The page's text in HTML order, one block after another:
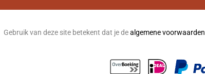
Gebruik van deze site betekent dat je dealgemene voorwaarden